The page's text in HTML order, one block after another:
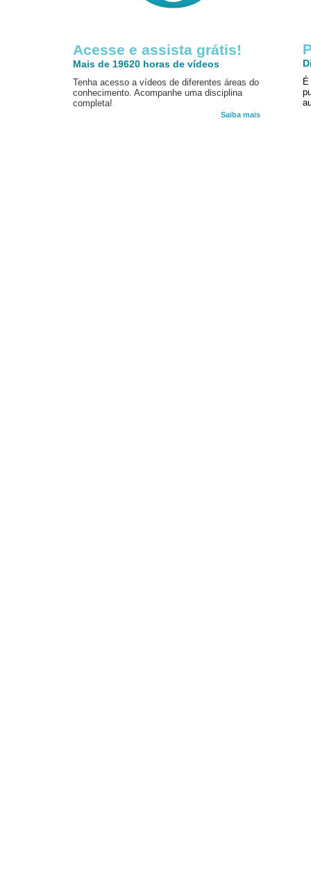
Acesse e assista grátis!
Mais de 19620 horas de vídeos
Tenha acesso a vídeos de diferentes áreas do
conhecimento. Acompanhe uma disciplina
completa!
Saiba mais